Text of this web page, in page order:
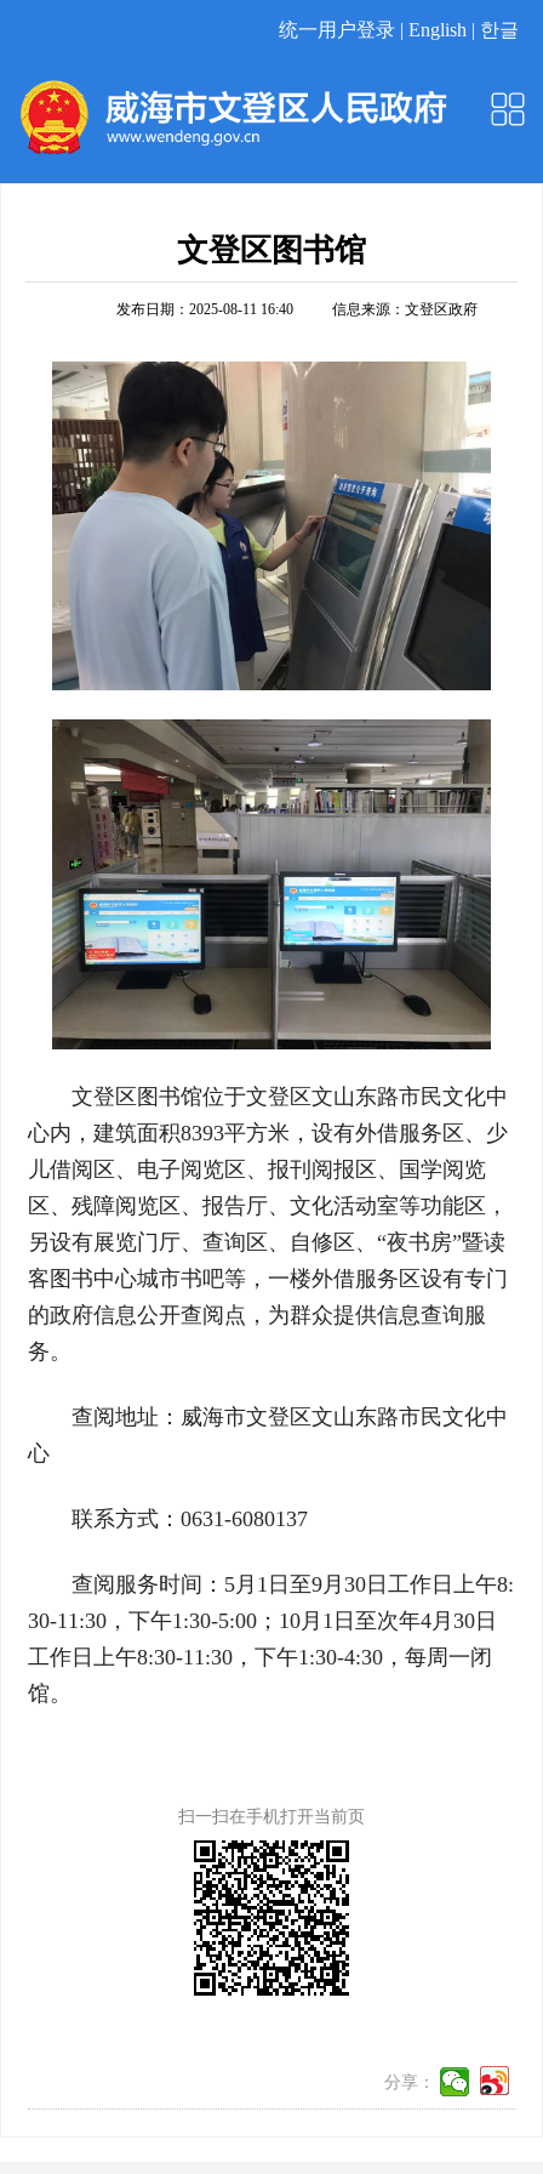
统一用户登录 | English | 한글
文登区图书馆
发布日期：2025-08-11 16:40 信息来源： 文登区政府
文登区图书馆位于文登区文山东路市民文化中
心内，建筑面积8393平方米，设有外借服务区、少
儿借阅区、电子阅览区、报刊阅报区、国学阅览
区、残障阅览区、报告厅、文化活动室等功能区，
另设有展览门厅、查询区、自修区、“夜书房”暨读
客图书中心城市书吧等，一楼外借服务区设有专门
的政府信息公开查阅点，为群众提供信息查询服
务。
查阅地址：威海市文登区文山东路市民文化中
心
联系方式：0631-6080137
查阅服务时间：5月1日至9月30日工作日上午8:
30-11:30，下午1:30-5:00；10月1日至次年4月30日
工作日上午8:30-11:30，下午1:30-4:30，每周一闭
馆。
扫一扫在手机打开当前页
分享：